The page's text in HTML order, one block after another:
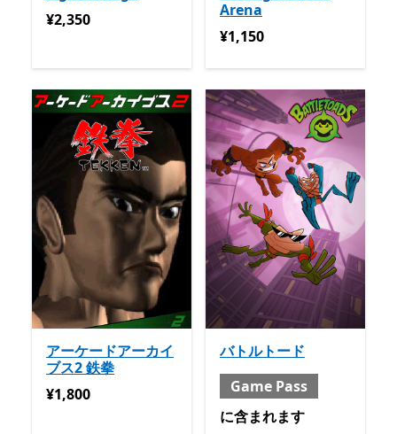
¥2,350
¥2,350
Arena
¥1,150
¥1,150
アーケードアーカイ
ブス2 鉄拳
¥1,800
¥1,800
バトルトード
Game Pass
含まれる と Game Pass
に含まれます